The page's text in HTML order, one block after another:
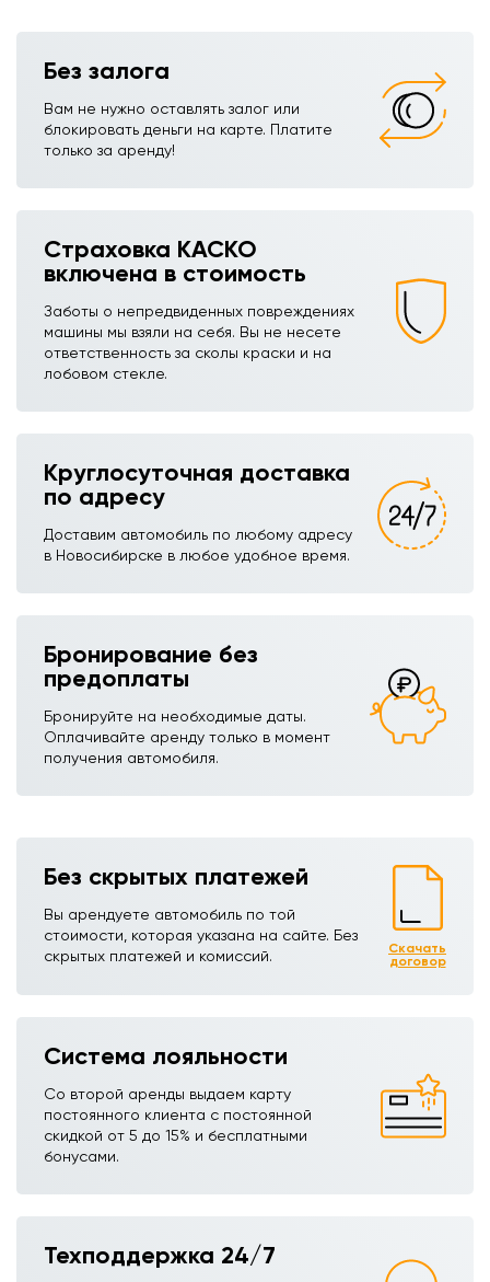
Без залога
Вам не нужно оставлять залог или
блокировать деньги на карте. Платите
только за аренду!
Страховка КАСКО
включена в стоимость
Заботы о непредвиденных повреждениях
машины мы взяли на себя. Вы не несете
ответственность за сколы краски и на
лобовом стекле.
Круглосуточная доставка
по адресу
Доставим автомобиль по любому адресу
в Новосибирске в любое удобное время.
Бронирование без
предоплаты
Бронируйте на необходимые даты.
Оплачивайте аренду только в момент
получения автомобиля.
Без скрытых платежей
Вы арендуете автомобиль по той
стоимости, которая указана на сайте. Без
скрытых платежей и комиссий.
Скачать
договор
Система лояльности
Со второй аренды выдаем карту
постоянного клиента с постоянной
скидкой от 5 до 15% и бесплатными
бонусами.
Техподдержка 24/7